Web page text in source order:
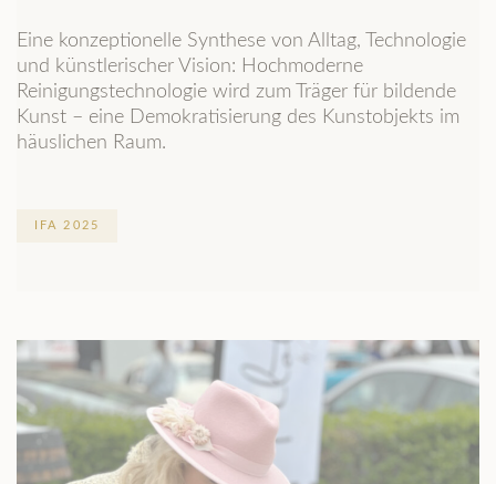
Eine konzeptionelle Synthese von Alltag, Technologie
und künstlerischer Vision: Hochmoderne
Reinigungstechnologie wird zum Träger für bildende
Kunst – eine Demokratisierung des Kunstobjekts im
häuslichen Raum.
IFA 2025